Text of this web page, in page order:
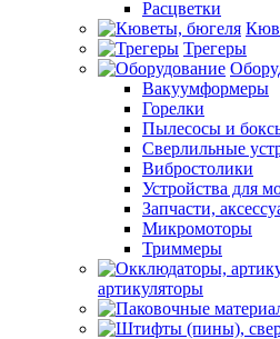
Расцветки
Трегеры
Вакуумформеры
Горелки
Пылесосы и
Сверлильные
Вибростолики
Устройства для
Запчасти,
Микромоторы
Триммеры
артикуляторы